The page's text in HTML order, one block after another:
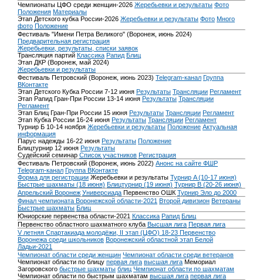
Чемпионаты ЦФО среди женщин-2026 Жеребьевки и результаты Фото
Положения Материалы
Этап Детского кубка России-2026 Жеребьевки и результаты Фото Много
фото Положение
Фестиваль "Имени Петра Великого" (Воронеж, июнь 2024)
Предварительная регистрация
Жеребьевки, результаты, списки заявок
Трансляция партий Классика Рапид Блиц
Этап ДКР (Воронеж, май 2024)
Жеребьевки и результаты
Фестиваль Петровский (Воронеж, июнь 2023) Telegram-канал Группа
ВКонтакте
Этап Детского Кубка России 7-12 июня Результаты Трансляции Регламент
Этап Рапид Гран-При России 13-14 июня Результаты Трансляции
Регламент
Этап Блиц Гран-При России 15 июня Результаты Трансляции Регламент
Этап Кубка России 16-24 июня Результаты Трансляции Регламент
Турнир Б 10-14 ноября Жеребьевки и результаты Положение Актуальная
информация
Парус надежды 16-22 июня Результаты Положение
Блицтурнир 12 июня Результаты
Судейский семинар Список участников Регистрация
Фестиваль Петровский (Воронеж, июнь 2022) Анонс на сайте ФШР
Telegram-канал Группа ВКонтакте
Форма для регистрации Жеребьевки и результаты Турнир A (10-17 июня)
Быстрые шахматы (18 июня) Блицтурнир (19 июня) Турнир B (20-26 июня)
Апрельский Воронеж Универсиада Первенство ОШК Турнир Эло до 2000
Финал чемпионата Воронежской области-2021 Второй дивизион Ветераны
Быстрые шахматы Блиц
Юниорские первенства области-2021 Классика Рапид Блиц
Первенство областного шахматного клуба Высшая лига Первая лига
V летняя Спартакиада молодёжи, II этап (ЦФО) 18-23 Первенство
Воронежа среди школьников Воронежский областной этап Белой
Ладьи-2021
Чемпионат области среди женщин Чемпионат области среди ветеранов
Чемпионат области по блицу первая лига высшая лига Мемориал
Загоровского быстрые шахматы блиц Чемпионат области по шахматам
Чемпионат области по быстрым шахматам высшая лига первая лига